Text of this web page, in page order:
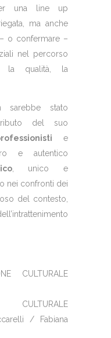
una line up
ma anche
o confermare –
nel percorso
la qualità, la
sarebbe stato
del suo
e
e autentico
, unico e
nei confronti dei
del contesto,
CULTURALE
CULTURALE
/
Fabiana